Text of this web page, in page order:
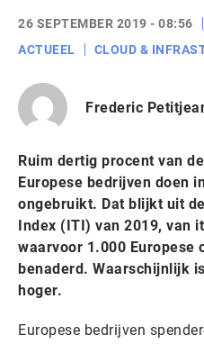
26 SEPTEMBER 2019 - 08:56
ACTUEEL
CLOUD &
Frederic
Ruim dertig procent van
Europese bedrijven doen
ongebruikt. Dat blijkt uit
Index (ITI) van 2019, van
waarvoor 1.000 Europese
benaderd. Waarschijnlijk
hoger.
Europese bedrijven